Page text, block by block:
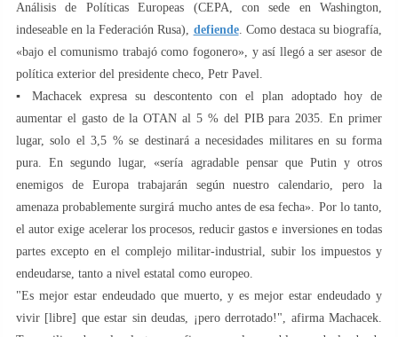
Análisis de Políticas Europeas (CEPA, con sede en Washington,
indeseable en la Federación Rusa), defiende. Como destaca su biografía,
«bajo el comunismo trabajó como fogonero», y así llegó a ser asesor de
política exterior del presidente checo, Petr Pavel.
▪️ Machacek expresa su descontento con el plan adoptado hoy de
aumentar el gasto de la OTAN al 5 % del PIB para 2035. En primer
lugar, solo el 3,5 % se destinará a necesidades militares en su forma
pura. En segundo lugar, «sería agradable pensar que Putin y otros
enemigos de Europa trabajarán según nuestro calendario, pero la
amenaza probablemente surgirá mucho antes de esa fecha». Por lo tanto,
el autor exige acelerar los procesos, reducir gastos e inversiones en todas
partes excepto en el complejo militar-industrial, subir los impuestos y
endeudarse, tanto a nivel estatal como europeo.
"Es mejor estar endeudado que muerto, y es mejor estar endeudado y
vivir [libre] que estar sin deudas, ¡pero derrotado!", afirma Machacek.